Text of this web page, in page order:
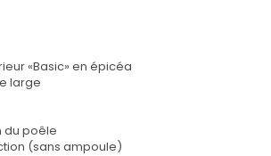
«Basic» en épicéa
large
du poêle
(sans ampoule)